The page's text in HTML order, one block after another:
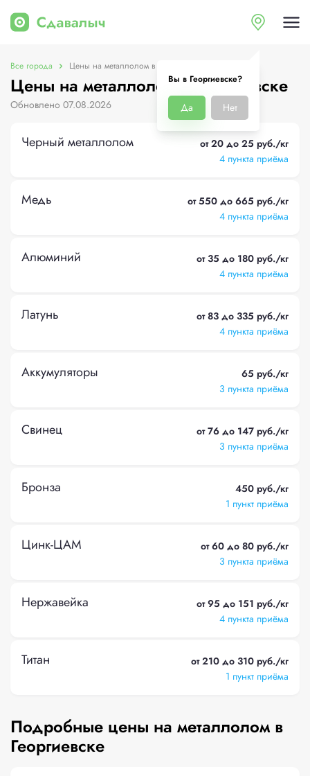
Вы в Георгиевске?
Да Нет
Все города Цены на металлолом в Георгиевске
Цены на металлолом в Георгиевске
Обновлено 07.08.2026
Черный металлолом
от 20 до 25 руб./кг
4 пункта приёма
Медь
от 550 до 665 руб./кг
4 пункта приёма
Алюминий
от 35 до 180 руб./кг
4 пункта приёма
Латунь
от 83 до 335 руб./кг
4 пункта приёма
Аккумуляторы
65 руб./кг
3 пункта приёма
Свинец
от 76 до 147 руб./кг
3 пункта приёма
Бронза
450 руб./кг
1 пункт приёма
Цинк-ЦАМ
от 60 до 80 руб./кг
3 пункта приёма
Нержавейка
от 95 до 151 руб./кг
4 пункта приёма
Титан
от 210 до 310 руб./кг
1 пункт приёма
Подробные цены на металлолом в
Георгиевске